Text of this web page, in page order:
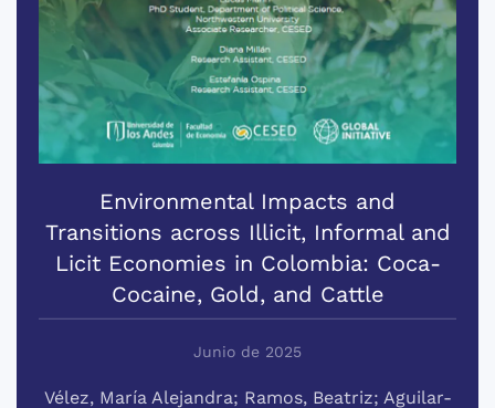
Environmental Impacts and
Transitions across Illicit, Informal and
Licit Economies in Colombia: Coca-
Cocaine, Gold, and Cattle
Junio de 2025
Vélez, María Alejandra; Ramos, Beatriz; Aguilar-